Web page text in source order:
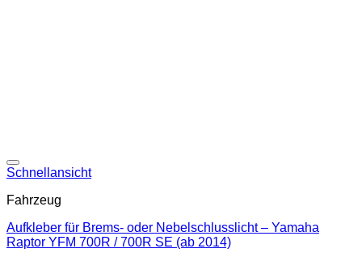
Schnellansicht
Fahrzeug
Aufkleber für Brems- oder Nebelschlusslicht – Yamaha
Raptor YFM 700R / 700R SE (ab 2014)